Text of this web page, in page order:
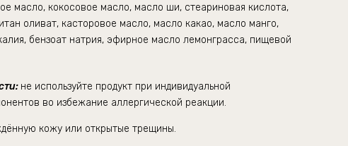
масло, кокосовое масло, масло ши, стеариновая кислота,
оливат, касторовое масло, масло какао, масло манго,
бензоат натрия, эфирное масло лемонграсса, пищевой
не используйте продукт при индивидуальной
во избежание аллергической реакции.
кожу или открытые трещины.